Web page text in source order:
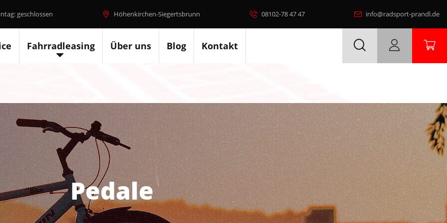
geschlossen Höhenkirchen-Siegertsbrunn 08102-78 47 47 info@radsport-prandl.de
Fahrradleasing Über uns Blog Kontakt
Pedale